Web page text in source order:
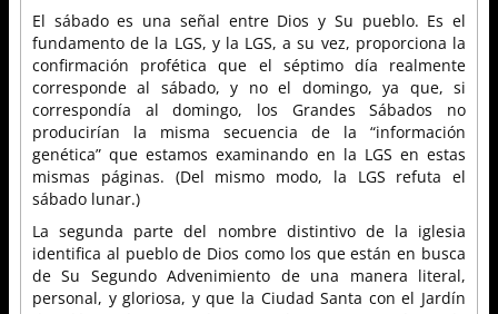
El sábado es una señal entre Dios y Su pueblo. Es el
fundamento de la LGS, y la LGS, a su vez, proporciona la
confirmación profética que el séptimo día realmente
corresponde al sábado, y no el domingo, ya que, si
correspondía al domingo, los Grandes Sábados no
producirían la misma secuencia de la “información
genética” que estamos examinando en la LGS en estas
mismas páginas. (Del mismo modo, la LGS refuta el
sábado lunar.)
La segunda parte del nombre distintivo de la iglesia
identifica al pueblo de Dios como los que están en busca
de Su Segundo Advenimiento de una manera literal,
personal, y gloriosa, y que la Ciudad Santa con el Jardín